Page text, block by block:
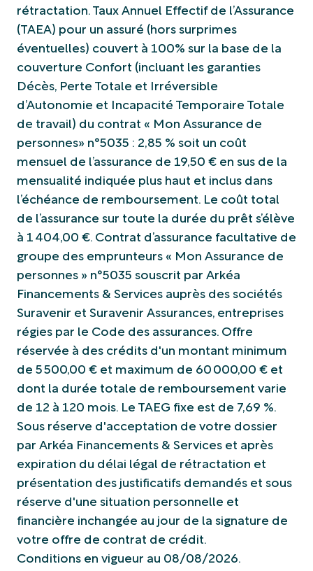
rétractation. Taux Annuel Effectif de l’Assurance
(TAEA) pour un assuré (hors surprimes
éventuelles) couvert à 100% sur la base de la
couverture Confort (incluant les garanties
Décès, Perte Totale et Irréversible
d’Autonomie et Incapacité Temporaire Totale
de travail) du contrat « Mon Assurance de
personnes» n°5035 : 2,85 % soit un coût
mensuel de l’assurance de 19,50 € en sus de la
mensualité indiquée plus haut et inclus dans
l’échéance de remboursement. Le coût total
de l’assurance sur toute la durée du prêt s’élève
à 1 404,00 €. Contrat d’assurance facultative de
groupe des emprunteurs « Mon Assurance de
personnes » n°5035 souscrit par Arkéa
Financements & Services auprès des sociétés
Suravenir et Suravenir Assurances, entreprises
régies par le Code des assurances. Offre
réservée à des crédits d'un montant minimum
de 5 500,00 € et maximum de 60 000,00 € et
dont la durée totale de remboursement varie
de 12 à 120 mois. Le TAEG fixe est de 7,69 %.
Sous réserve d'acceptation de votre dossier
par Arkéa Financements & Services et après
expiration du délai légal de rétractation et
présentation des justificatifs demandés et sous
réserve d'une situation personnelle et
financière inchangée au jour de la signature de
votre offre de contrat de crédit.
Conditions en vigueur au 08/08/2026.